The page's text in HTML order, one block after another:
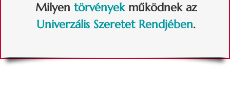
Milyen törvényekműködnek az
Univerzális Szeretet Rendjében.